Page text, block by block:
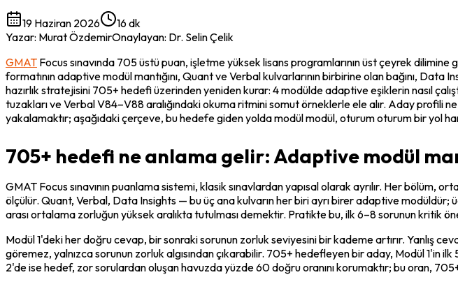
19 Haziran 2026
16 dk
Yazar: Murat ÖzdemirOnaylayan: Dr. Selin Çelik
GMAT Focus sınavında 705 üstü puan, işletme yüksek lisans programlarının üst çeyrek
formatının adaptive modül mantığını, Quant ve Verbal kulvarlarının birbirine olan bağını,
hazırlık stratejisini 705+ hedefi üzerinden yeniden kurar: 4 modülde adaptive eşiklerin nasıl
tuzakları ve Verbal V84–V88 aralığındaki okuma ritmini somut örneklerle ele alır. Aday profili
yakalamaktır; aşağıdaki çerçeve, bu hedefe giden yolda modül modül, oturum oturum bir yol
705+ hedefi ne anlama gelir: Adaptive modül
GMAT Focus sınavının puanlama sistemi, klasik sınavlardan yapısal olarak ayrılır. Her
ölçülür. Quant, Verbal, Data Insights — bu üç ana kulvarın her biri ayrı birer adaptive
arası ortalama zorluğun yüksek aralıkta tutulması demektir. Pratikte bu, ilk 6–8 sorunun kritik
Modül 1'deki her doğru cevap, bir sonraki sorunun zorluk seviyesini bir kademe artırır. Yanlış
göremez, yalnızca sorunun zorluk algısından çıkarabilir. 705+ hedefleyen bir aday, Modül 1'in
2'de ise hedef, zor sorulardan oluşan havuzda yüzde 60 doğru oranını korumaktır; bu oran,